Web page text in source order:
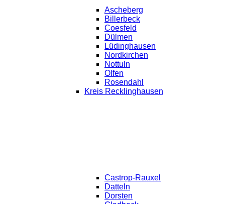
Ascheberg
Billerbeck
Coesfeld
Dülmen
Lüdinghausen
Nordkirchen
Nottuln
Olfen
Rosendahl
Kreis Recklinghausen
Castrop-Rauxel
Datteln
Dorsten